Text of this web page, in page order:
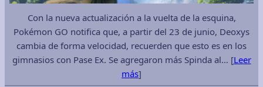
Con la nueva actualización a la vuelta de la esquina,
Pokémon GO notifica que, a partir del 23 de junio, Deoxys
cambia de forma velocidad, recuerden que esto es en los
gimnasios con Pase Ex. Se agregaron más Spinda al… [Leer
más]